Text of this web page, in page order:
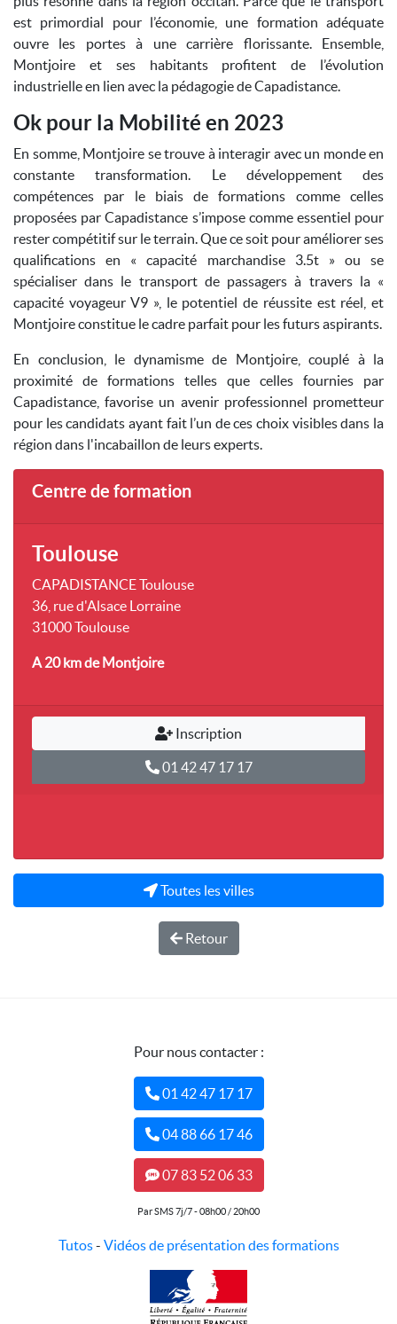
est primordial pour l’économie, une formation adéquate
ouvre les portes à une carrière florissante. Ensemble,
Montjoire et ses habitants profitent de l’évolution
industrielle en lien avec la pédagogie de Capadistance.
Ok pour la Mobilité en 2023
En somme, Montjoire se trouve à interagir avec un monde en
constante transformation. Le développement des
compétences par le biais de formations comme celles
proposées par Capadistance s’impose comme essentiel pour
rester compétitif sur le terrain. Que ce soit pour améliorer ses
qualifications en « capacité marchandise 3.5t » ou se
spécialiser dans le transport de passagers à travers la «
capacité voyageur V9 », le potentiel de réussite est réel, et
Montjoire constitue le cadre parfait pour les futurs aspirants.
En conclusion, le dynamisme de Montjoire, couplé à la
proximité de formations telles que celles fournies par
Capadistance, favorise un avenir professionnel prometteur
pour les candidats ayant fait l’un de ces choix visibles dans la
région dans l'incabaillon de leurs experts.
Centre de formation
Toulouse
CAPADISTANCE Toulouse
36, rue d'Alsace Lorraine
31000 Toulouse
A 20 kmde Montjoire
Inscription
01 42 47 17 17
Toutes les villes
Retour
Pour nous contacter :
01 42 47 17 17
04 88 66 17 46
07 83 52 06 33
Par SMS 7j/7 - 08h00 / 20h00
Tutos- Vidéos de présentation des formations